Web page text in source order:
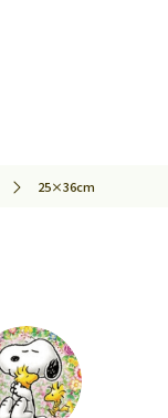
25×36cm